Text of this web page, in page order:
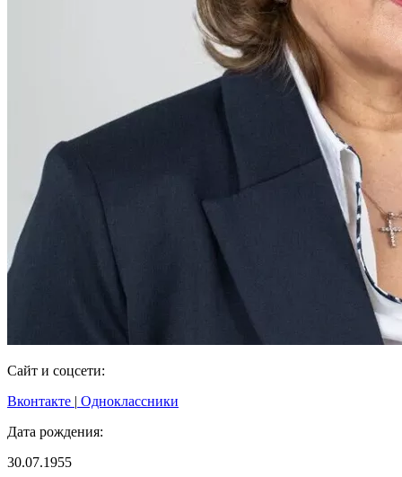
Сайт и соцсети:
Вконтакте | Одноклассники
Дата рождения:
30.07.1955